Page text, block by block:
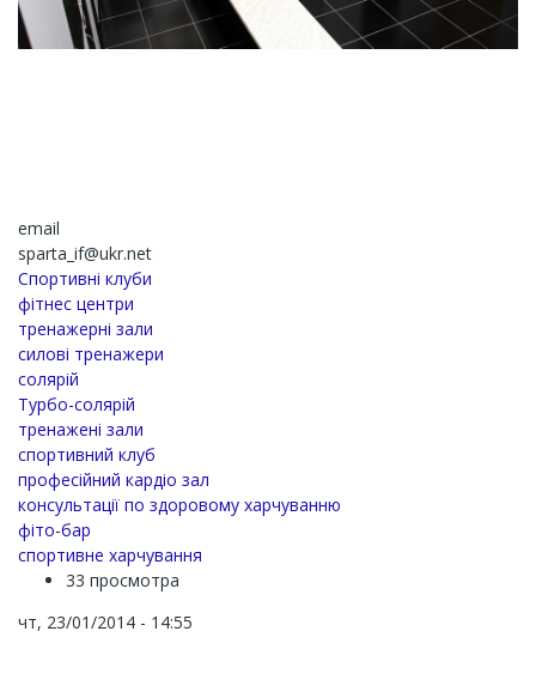
email
sparta_if@ukr.net
Спортивні клуби
фітнес центри
тренажерні зали
силові тренажери
солярій
Турбо-солярій
тренажені зали
спортивний клуб
професійний кардіо зал
консультації по здоровому харчуванню
фіто-бар
спортивне харчування
33 просмотра
чт, 23/01/2014 - 14:55